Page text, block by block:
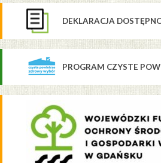
DEKLARACJA
PROGRAM CZYSTE